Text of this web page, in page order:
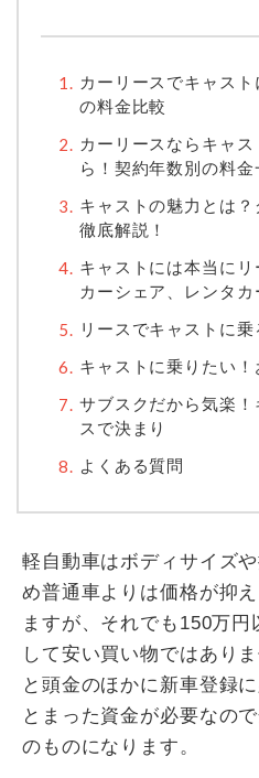
カーリースでキャス
の料金比較
カーリースならキャス
ら！契約年数別の料金
キャストの魅力とは
徹底解説！
キャストには本当に
カーシェア、レンタカ
リースでキャストに
キャストに乗りたい！
サブスクだから気楽
スで決まり
よくある質問
軽自動車はボディサイズ
め普通車よりは価格が抑
ますが、それでも150万
して安い買い物ではあり
と頭金のほかに新車登録
とまった資金が必要なの
のものになります。